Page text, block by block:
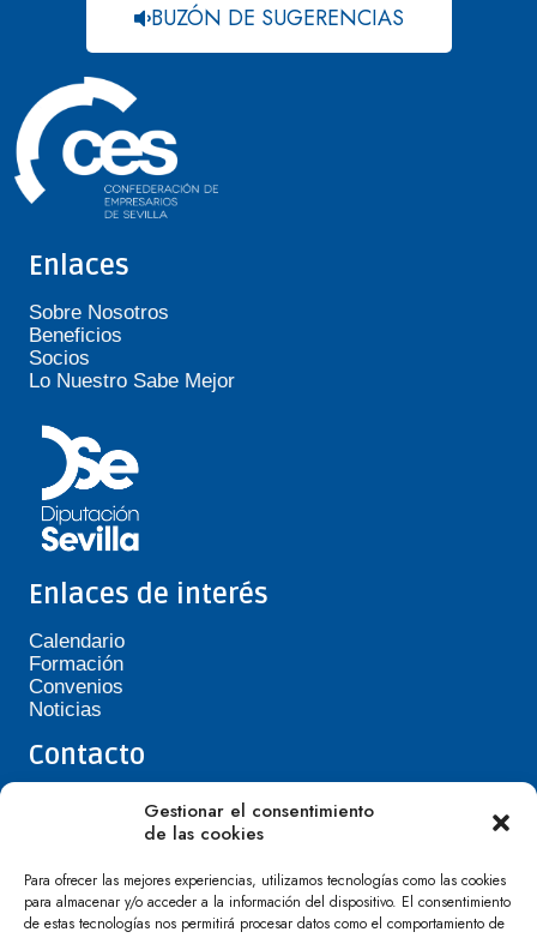
Gestionar el consentimiento
de las cookies
Para ofrecer las mejores experiencias, utilizamos tecnologías como las cookies
para almacenar y/o acceder a la información del dispositivo. El consentimiento
de estas tecnologías nos permitirá procesar datos como el comportamiento de
BUZÓN DE SUGERENCIAS
Enlaces
Sobre Nosotros
Beneficios
Socios
Lo Nuestro Sabe Mejor
Enlaces de interés
Calendario
Formación
Convenios
Noticias
Contacto
Teléfono de Asepavi: 623 394 601
asepavi20@gmail.com
Villafranca